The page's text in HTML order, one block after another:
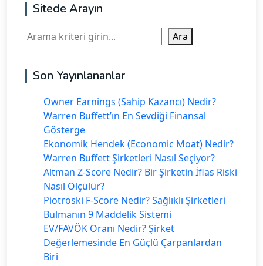
Sitede Arayın
Ara Ara
Son Yayınlananlar
Owner Earnings (Sahip Kazancı) Nedir?
Warren Buffett’ın En Sevdiği Finansal
Gösterge
Ekonomik Hendek (Economic Moat) Nedir?
Warren Buffett Şirketleri Nasıl Seçiyor?
Altman Z-Score Nedir? Bir Şirketin İflas Riski
Nasıl Ölçülür?
Piotroski F-Score Nedir? Sağlıklı Şirketleri
Bulmanın 9 Maddelik Sistemi
EV/FAVÖK Oranı Nedir? Şirket
Değerlemesinde En Güçlü Çarpanlardan
Biri